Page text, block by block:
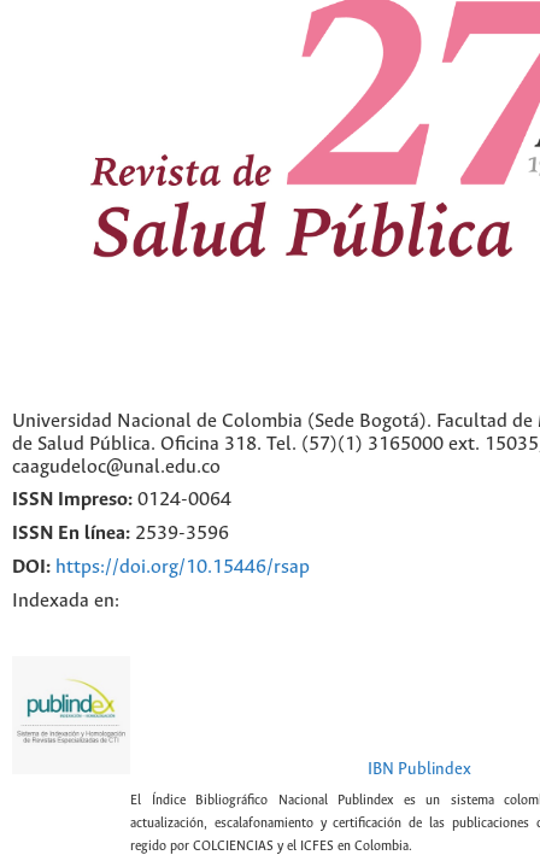
Universidad Nacional de Colombia (Sede Bogotá). Facultad
de Salud Pública. Oficina 318. Tel. (57)(1) 3165000 ext.
caagudeloc@unal.edu.co
ISSN Impreso: 0124-0064
ISSN En línea: 2539-3596
DOI: https://doi.org/10.15446/rsap
Indexada en:
IBN Publindex
El Índice Bibliográfico Nacional Publindex es un sistema
actualización, escalafonamiento y certificación de las publicaciones
regido por COLCIENCIAS y el ICFES en Colombia.